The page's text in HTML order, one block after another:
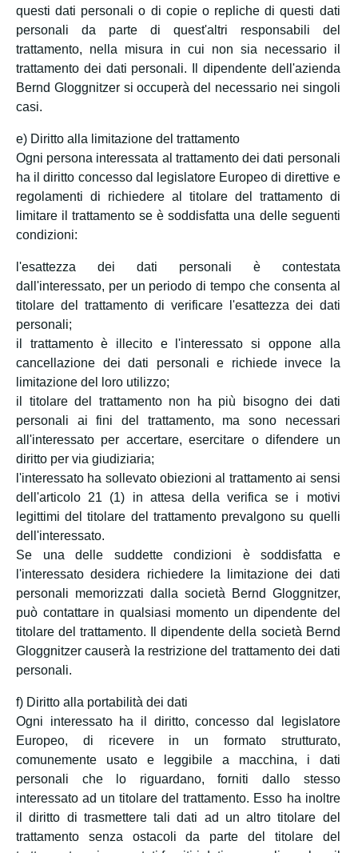
questi dati personali o di copie o repliche di questi dati
personali da parte di quest'altri responsabili del
trattamento, nella misura in cui non sia necessario il
trattamento dei dati personali. Il dipendente dell'azienda
Bernd Gloggnitzer si occuperà del necessario nei singoli
casi.
e) Diritto alla limitazione del trattamento
Ogni persona interessata al trattamento dei dati personali
ha il diritto concesso dal legislatore Europeo di direttive e
regolamenti di richiedere al titolare del trattamento di
limitare il trattamento se è soddisfatta una delle seguenti
condizioni:
l'esattezza dei dati personali è contestata
dall'interessato, per un periodo di tempo che consenta al
titolare del trattamento di verificare l'esattezza dei dati
personali;
il trattamento è illecito e l'interessato si oppone alla
cancellazione dei dati personali e richiede invece la
limitazione del loro utilizzo;
il titolare del trattamento non ha più bisogno dei dati
personali ai fini del trattamento, ma sono necessari
all'interessato per accertare, esercitare o difendere un
diritto per via giudiziaria;
l'interessato ha sollevato obiezioni al trattamento ai sensi
dell'articolo 21 (1) in attesa della verifica se i motivi
legittimi del titolare del trattamento prevalgono su quelli
dell'interessato.
Se una delle suddette condizioni è soddisfatta e
l'interessato desidera richiedere la limitazione dei dati
personali memorizzati dalla società Bernd Gloggnitzer,
può contattare in qualsiasi momento un dipendente del
titolare del trattamento. Il dipendente della società Bernd
Gloggnitzer causerà la restrizione del trattamento dei dati
personali.
f) Diritto alla portabilità dei dati
Ogni interessato ha il diritto, concesso dal legislatore
Europeo, di ricevere in un formato strutturato,
comunemente usato e leggibile a macchina, i dati
personali che lo riguardano, forniti dallo stesso
interessato ad un titolare del trattamento. Esso ha inoltre
il diritto di trasmettere tali dati ad un altro titolare del
trattamento senza ostacoli da parte del titolare del